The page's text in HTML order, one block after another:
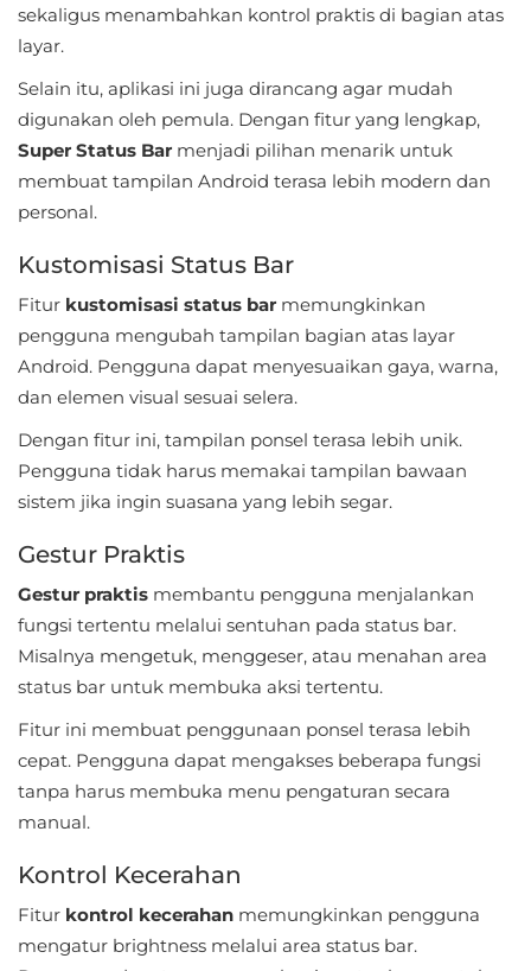
&
Design
Auto
&
Vehicles
Books
&
Reference
Referensi
Business
Comics
Communication
Education
Emulator
Entertainment
Events
sekaligus menambahkan kontrol praktis di bagian atas
layar.
Selain itu, aplikasi ini juga dirancang agar mudah
digunakan oleh pemula. Dengan fitur yang lengkap,
Super Status Bar menjadi pilihan menarik untuk
membuat tampilan Android terasa lebih modern dan
personal.
Kustomisasi Status Bar
Fitur kustomisasi status bar memungkinkan
pengguna mengubah tampilan bagian atas layar
Android. Pengguna dapat menyesuaikan gaya, warna,
dan elemen visual sesuai selera.
Dengan fitur ini, tampilan ponsel terasa lebih unik.
Pengguna tidak harus memakai tampilan bawaan
sistem jika ingin suasana yang lebih segar.
Gestur Praktis
Gestur praktis membantu pengguna menjalankan
fungsi tertentu melalui sentuhan pada status bar.
Misalnya mengetuk, menggeser, atau menahan area
status bar untuk membuka aksi tertentu.
Fitur ini membuat penggunaan ponsel terasa lebih
cepat. Pengguna dapat mengakses beberapa fungsi
tanpa harus membuka menu pengaturan secara
manual.
Kontrol Kecerahan
Fitur kontrol kecerahan memungkinkan pengguna
mengatur brightness melalui area status bar.